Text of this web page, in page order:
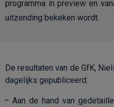
programma in preview en
uitzending bekeken wordt.
De resultaten van de GfK,
dagelijks gepubliceerd:
Aan de hand van